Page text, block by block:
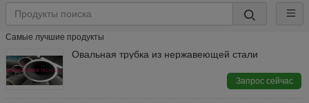
Самые лучшие продукты
Овальная трубка из нержавеющей стали
Запрос сейчас